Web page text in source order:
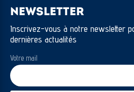
NEWSLETTER
Inscrivez-vous à notre newsletter
dernières actualités
Votre mail